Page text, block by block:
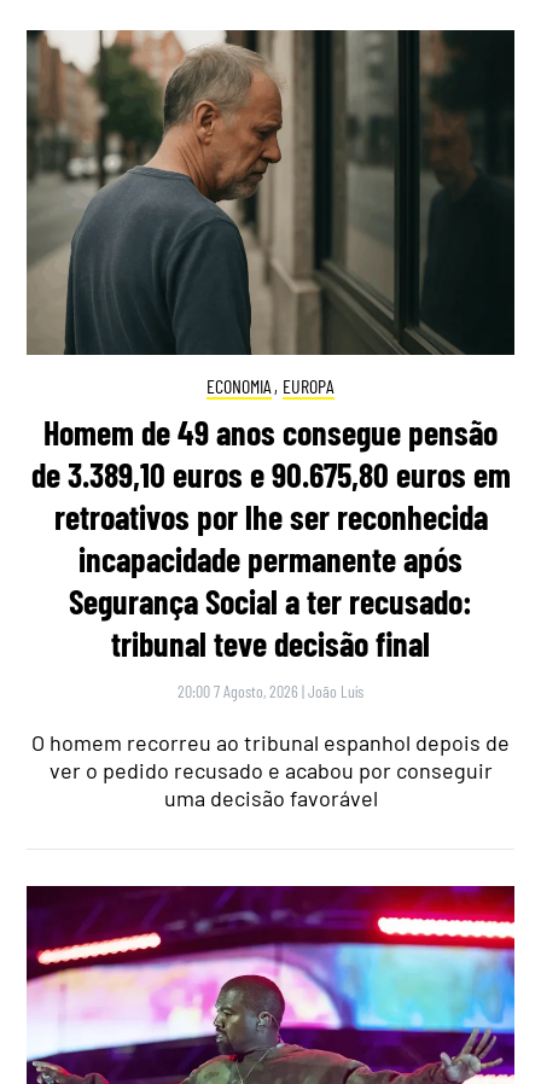
ECONOMIA , EUROPA
Homem de 49 anos consegue pensão
de 3.389,10 euros e 90.675,80 euros em
retroativos por lhe ser reconhecida
incapacidade permanente após
Segurança Social a ter recusado:
tribunal teve decisão final
20:00 7 Agosto, 2026 |João Luís
O homem recorreu ao tribunal espanhol depois de
ver o pedido recusado e acabou por conseguir
uma decisão favorável